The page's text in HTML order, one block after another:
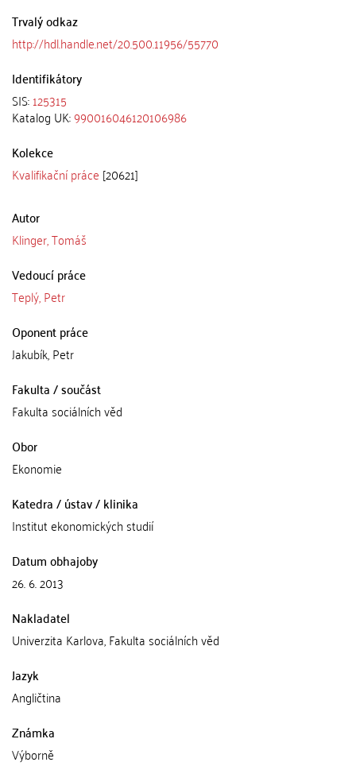
Trvalý odkaz
http://hdl.handle.net/20.500.11956/55770
Identifikátory
SIS:125315
Katalog UK:990016046120106986
Kolekce
Kvalifikační práce [20621]
Autor
Klinger, Tomáš
Vedoucí práce
Teplý, Petr
Oponent práce
Jakubík, Petr
Fakulta / součást
Fakulta sociálních věd
Obor
Ekonomie
Katedra / ústav / klinika
Institut ekonomických studií
Datum obhajoby
26. 6. 2013
Nakladatel
Univerzita Karlova, Fakulta sociálních věd
Jazyk
Angličtina
Známka
Výborně